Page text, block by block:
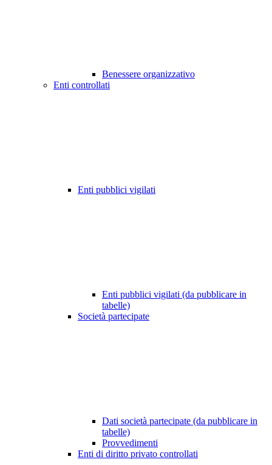
Benessere organizzativo
Enti controllati
Enti pubblici vigilati
Enti pubblici vigilati (da pubblicare in
tabelle)
Società partecipate
Dati società partecipate (da pubblicare in
tabelle)
Provvedimenti
Enti di diritto privato controllati